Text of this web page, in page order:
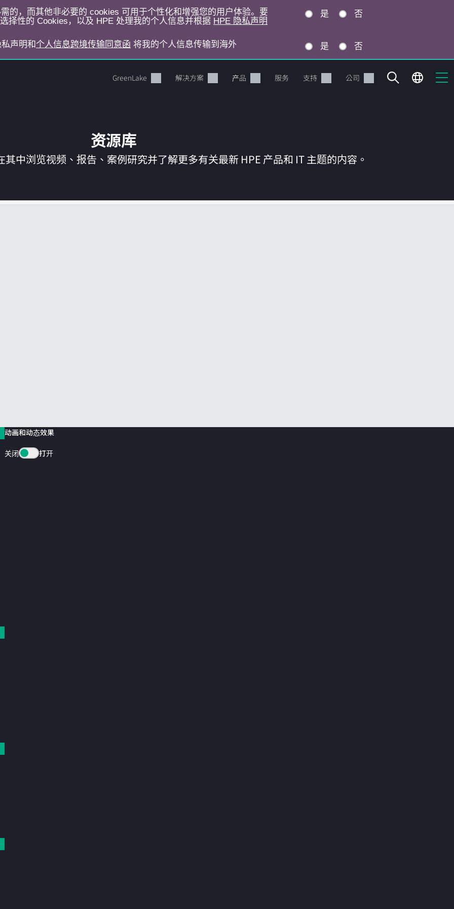
的，而其他非必要的 cookies 可用于个性化和增强您的用户体验。要
择性的 Cookies，以及 HPE 处理我的个人信息并根据 HPE 隐私声明
是 否
声明和 个人信息跨境传输同意函 将我的个人信息传输到海外 是 否
GreenLake 解决方案 产品 服务 支持 公司
您的购物车目前是空的
资源库
中浏览视频、报告、案例研究并了解更多有关最新 HPE 产品和 IT 主题的内容。
动画和动态效果
关闭 打开